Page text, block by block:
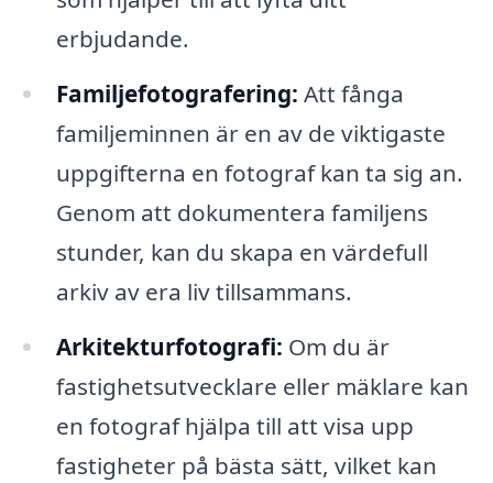
erbjudande.
Familjefotografering: Att fånga
familjeminnen är en av de viktigaste
uppgifterna en fotograf kan ta sig an.
Genom att dokumentera familjens
stunder, kan du skapa en värdefull
arkiv av era liv tillsammans.
Arkitekturfotografi: Om du är
fastighetsutvecklare eller mäklare kan
en fotograf hjälpa till att visa upp
fastigheter på bästa sätt, vilket kan